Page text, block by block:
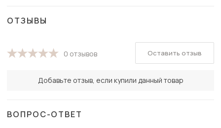
ОТЗЫВЫ
0 отзывов
Добавьте отзыв, если купили данный товар
Оставить отзыв
ВОПРОС-ОТВЕТ